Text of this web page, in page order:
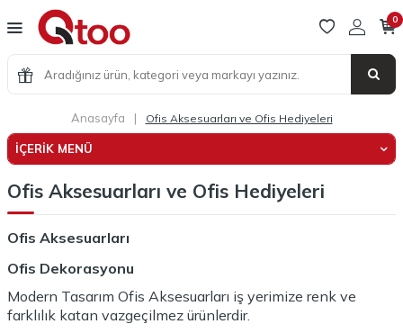
0
Anasayfa | Ofis Aksesuarları ve Ofis Hediyeleri
İÇERIK MENÜ
Ofis Aksesuarları ve Ofis Hediyeleri
Ofis Aksesuarları
Ofis Dekorasyonu
Modern Tasarım Ofis Aksesuarları iş yerimize renk ve
farklılık katan vazgeçilmez ürünlerdir.